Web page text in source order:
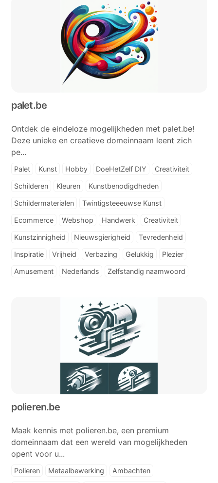
palet.be
Ontdek de eindeloze mogelijkheden met palet.be!
Deze unieke en creatieve domeinnaam leent zich
pe...
Palet Kunst Hobby DoeHetZelf DIY Creativiteit
Schilderen Kleuren Kunstbenodigdheden
Schildermaterialen Twintigsteeeuwse Kunst
Ecommerce Webshop Handwerk Creativiteit
Kunstzinnigheid Nieuwsgierigheid Tevredenheid
Inspiratie Vrijheid Verbazing Gelukkig Plezier
Amusement Nederlands Zelfstandig naamwoord
polieren.be
Maak kennis met polieren.be, een premium
domeinnaam dat een wereld van mogelijkheden
opent voor u...
Polieren Metaalbewerking Ambachten